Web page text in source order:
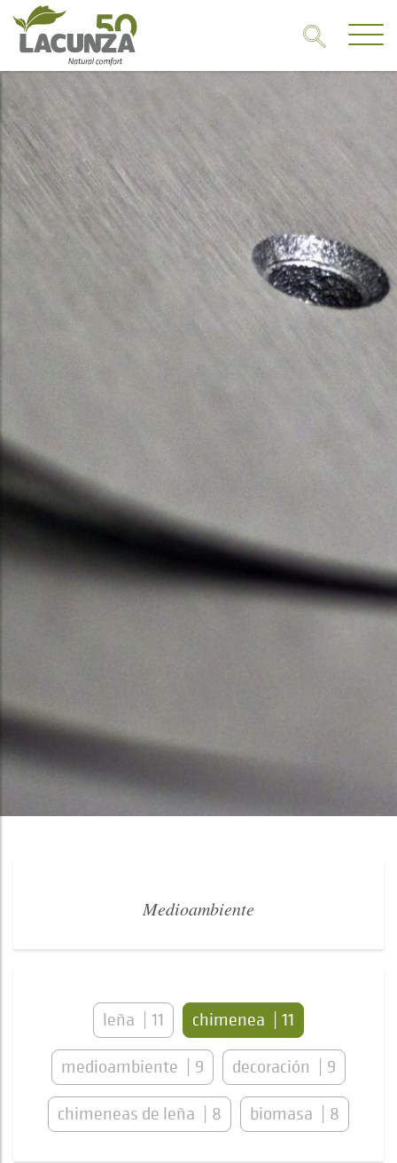
Medioambiente
leña 11 chimenea 11
medioambiente 9 decoración 9
chimeneas de leña 8 biomasa 8